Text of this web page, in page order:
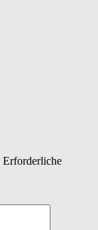
Erforderliche